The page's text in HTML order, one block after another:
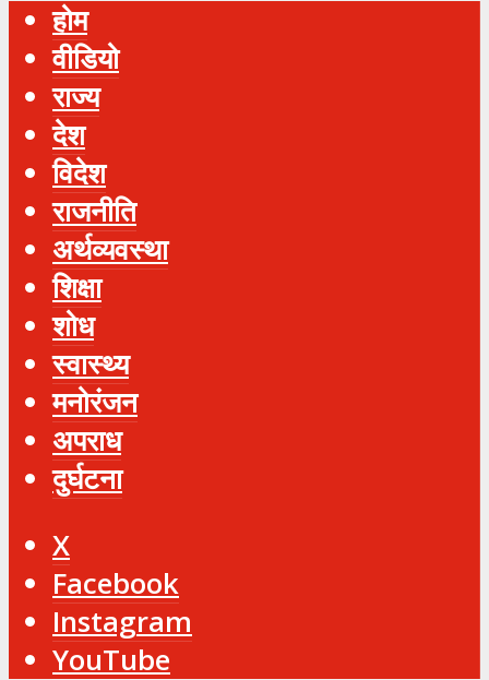
होम
वीडियो
राज्य
देश
विदेश
राजनीति
अर्थव्यवस्था
शिक्षा
शोध
स्‍वास्‍थ्‍य
मनोरंजन
अपराध
दुर्घटना
X
Facebook
Instagram
YouTube